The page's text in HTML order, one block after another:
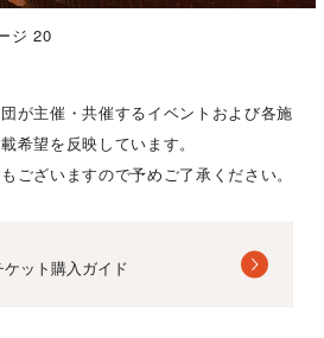
ジ 20
が主催・共催するイベントおよび各施
希望を反映しています。
ございますので予めご了承ください。
ケット購入ガイド